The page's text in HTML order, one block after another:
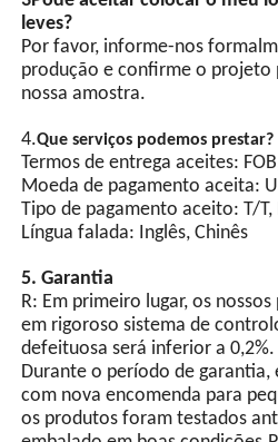
As lâmpadas de alta
luminosidade LED, as
lâmpadas de poupança de
energia com chip LED, têm
são mais eficientes em
termos energéticos do que
as lâmpadas comuns.
1Como podemos garantir a
Sempre uma amostra de pré-
produção em massa.
Sempre inspecção final antes
MOQ, 1pc para verificação de
3Pode aceitar colocar o meu
leves?
Por favor, informe-nos
produção e confirme o projeto
nossa amostra.
4.Que serviços podemos prestar?
Termos de entrega aceites: FOB,
Moeda de pagamento aceita:
Tipo de pagamento aceito: T/T,
Língua falada: Inglês, Chinês